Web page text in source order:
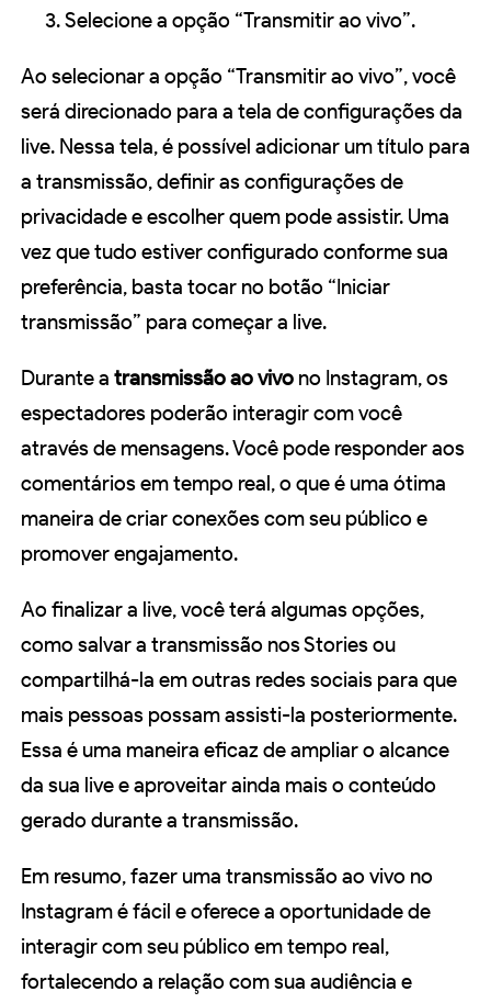
Selecione a opção “Transmitir ao vivo”.
Ao selecionar a opção “Transmitir ao vivo”, você
será direcionado para a tela de configurações da
live. Nessa tela, é possível adicionar um título para
a transmissão, definir as configurações de
privacidade e escolher quem pode assistir. Uma
vez que tudo estiver configurado conforme sua
preferência, basta tocar no botão “Iniciar
transmissão” para começar a live.
Durante a transmissão ao vivo no Instagram, os
espectadores poderão interagir com você
através de mensagens. Você pode responder aos
comentários em tempo real, o que é uma ótima
maneira de criar conexões com seu público e
promover engajamento.
Ao finalizar a live, você terá algumas opções,
como salvar a transmissão nos Stories ou
compartilhá-la em outras redes sociais para que
mais pessoas possam assisti-la posteriormente.
Essa é uma maneira eficaz de ampliar o alcance
da sua live e aproveitar ainda mais o conteúdo
gerado durante a transmissão.
Em resumo, fazer uma transmissão ao vivo no
Instagram é fácil e oferece a oportunidade de
interagir com seu público em tempo real,
fortalecendo a relação com sua audiência e